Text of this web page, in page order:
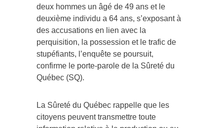
deux hommes un âgé de 49 ans et le
deuxième individu a 64 ans, s’exposant à
des accusations en lien avec la
perquisition, la possession et le trafic de
stupéfiants, l’enquête se poursuit,
confirme le porte-parole de la Sûreté du
Québec (SQ).
La Sûreté du Québec rappelle que les
citoyens peuvent transmettre toute